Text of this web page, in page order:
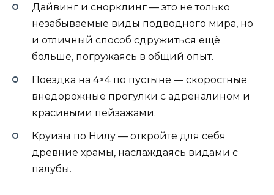
Дайвинг и снорклинг — это не только
незабываемые виды подводного мира, но
и отличный способ сдружиться ещё
больше, погружаясь в общий опыт.
Поездка на 4×4 по пустыне — скоростные
внедорожные прогулки с адреналином и
красивыми пейзажами.
Круизы по Нилу — откройте для себя
древние храмы, наслаждаясь видами с
палубы.